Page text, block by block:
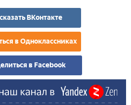
ВКонтакте
в Одноклассниках
в Facebook